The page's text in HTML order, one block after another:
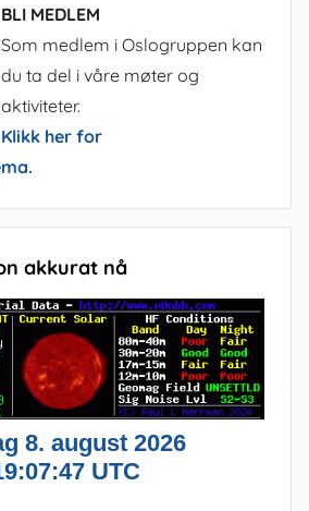
BLI MEDLEM
Som medlem i Oslogruppen kan
du ta del i våre møter og
aktiviteter.
Klikk her for
akkurat nå